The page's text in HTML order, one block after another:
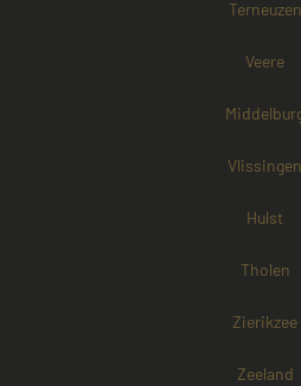
Terneuzen
Veere
Vlissingen
Hulst
Tholen
Zierikzee
Zeeland